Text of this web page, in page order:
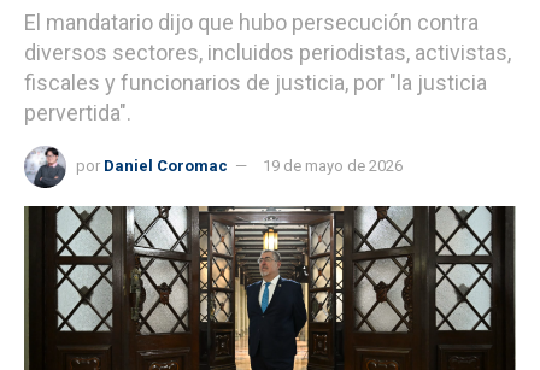
El mandatario dijo que hubo persecución contra
diversos sectores, incluidos periodistas, activistas,
fiscales y funcionarios de justicia, por "la justicia
pervertida".
por Daniel Coromac 19 de mayo de 2026